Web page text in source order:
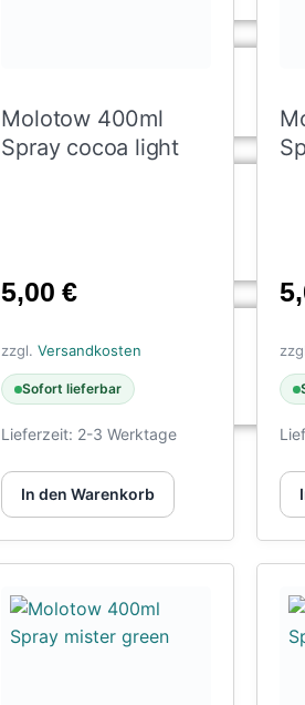
Molotow 400ml
Spray cocoa light
5,00€
zzgl.Versandkosten
Sofort lieferbar
Lieferzeit: 2-3 Werktage
In den Warenkorb